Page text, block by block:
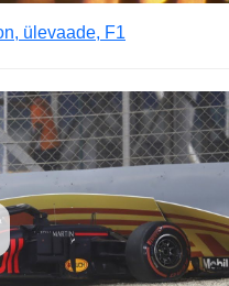
ülevaade, F1